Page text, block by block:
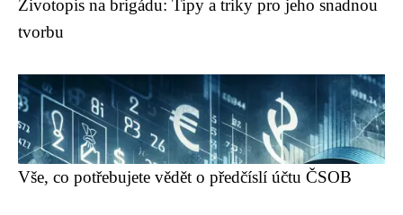
Životopis na brigádu: Tipy a triky pro jeho snadnou
tvorbu
Vše, co potřebujete vědět o předčíslí účtu ČSOB